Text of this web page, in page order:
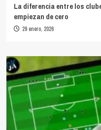
La diferencia entre los
empiezan de cero
29 enero, 2026